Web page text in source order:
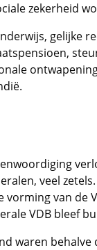
zekerheid
gelijke
veel
van de
VDB bleef
waren behalve